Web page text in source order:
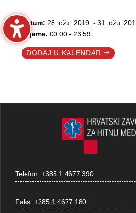
Datum: 28. ožu. 2019. - 31. ožu.
Vrijeme: 00:00 - 23:59
DODAJ U KALENDAR
Telefon:+385 1 4677 390
Faks:+385 1 4677 180